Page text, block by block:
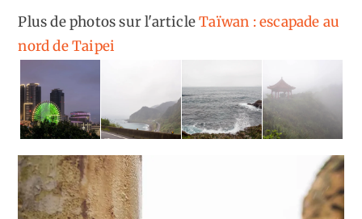
Plus de photos sur l'articleTaïwan : escapade au
nord de Taipei